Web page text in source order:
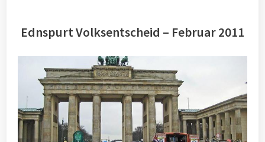
Ednspurt Volksentscheid – Februar 2011